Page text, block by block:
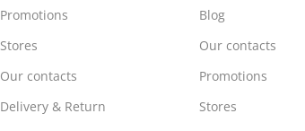
Promotions
Stores
Our contacts
Delivery & Return
Blog
Our contacts
Promotions
Stores